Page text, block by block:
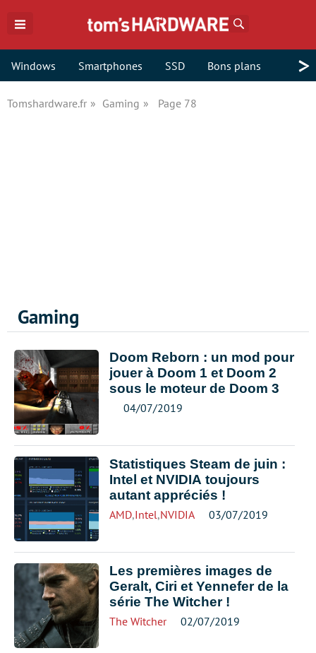
Windows Smartphones SSD Bons plans >
Tomshardware.fr Gaming Page 78
Gaming
Doom Reborn : un mod pour
jouer à Doom 1 et Doom 2
sous le moteur de Doom 3
04/07/2019
Statistiques Steam de juin :
Intel et NVIDIA toujours
autant appréciés !
AMD,Intel,NVIDIA 03/07/2019
Les premières images de
Geralt, Ciri et Yennefer de la
série The Witcher !
The Witcher 02/07/2019